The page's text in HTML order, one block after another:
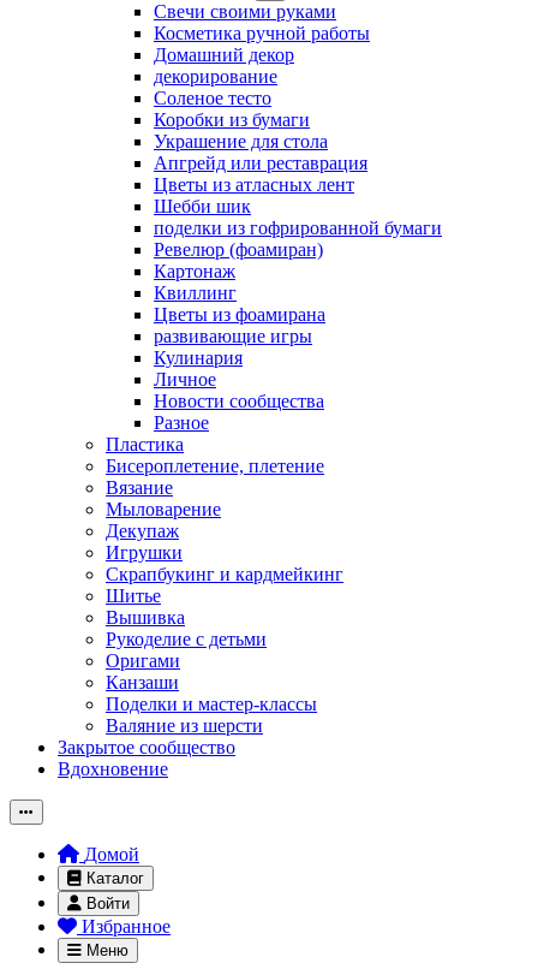
Свечи своими руками
Косметика ручной работы
Домашний декор
декорирование
Соленое тесто
Коробки из бумаги
Украшение для стола
Апгрейд или реставрация
Цветы из атласных лент
Шебби шик
поделки из гофрированной бумаги
Ревелюр (фоамиран)
Картонаж
Квиллинг
Цветы из фоамирана
развивающие игры
Кулинария
Личное
Новости сообщества
Разное
Пластика
Бисероплетение, плетение
Вязание
Мыловарение
Декупаж
Игрушки
Скрапбукинг и кардмейкинг
Шитье
Вышивка
Рукоделие с детьми
Оригами
Канзаши
Поделки и мастер-классы
Валяние из шерсти
Закрытое сообщество
Вдохновение
Домой
Каталог
Войти
Избранное
Меню